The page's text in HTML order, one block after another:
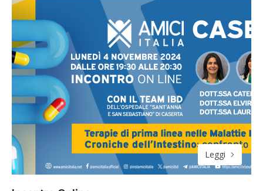
Leggi